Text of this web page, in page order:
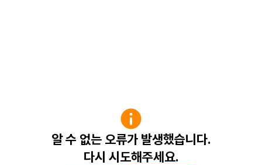
알 수 없는 오류가 발생했습니다.
다시 시도해주세요.